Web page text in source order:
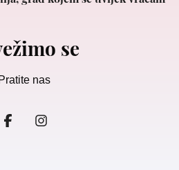
se
Pratite nas